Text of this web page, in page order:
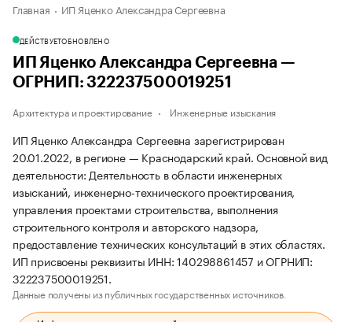
Главная ИП Яценко Александра Сергеевна
ДЕЙСТВУЕТОБНОВЛЕНО
ИП Яценко Александра Сергеевна —
ОГРНИП: 322237500019251
Архитектура и проектирование Инженерные изыскания
ИП Яценко Александра Сергеевна зарегистрирован
20.01.2022, в регионе — Краснодарский край. Основной вид
деятельности: Деятельность в области инженерных
изысканий, инженерно-технического проектирования,
управления проектами строительства, выполнения
строительного контроля и авторского надзора,
предоставление технических консультаций в этих областях.
ИП присвоены реквизиты ИНН: 140298861457 и ОГРНИП:
322237500019251.
Данные получены из публичных государственных источников.